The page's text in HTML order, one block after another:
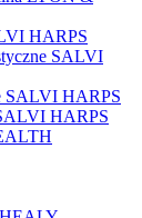
HARPS
SALVI
SALVI HARPS
HARPS